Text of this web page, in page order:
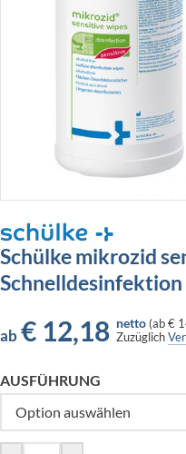
Schülke mikrozid
Schnelldesinfektion
ab € 12,18 netto (ab€
Zuzüglich
AUSFÜHRUNG